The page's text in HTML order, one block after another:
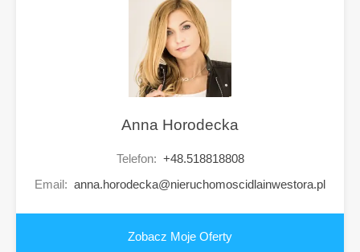
Anna Horodecka
Telefon: +48.518818808
Email: anna.horodecka@nieruchomoscidlainwestora.pl
Zobacz Moje Oferty